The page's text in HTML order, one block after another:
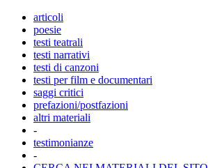
articoli
poesie
testi teatrali
testi narrativi
testi di canzoni
testi per film e documentari
saggi critici
prefazioni/postfazioni
altri materiali
-
testimonianze
-